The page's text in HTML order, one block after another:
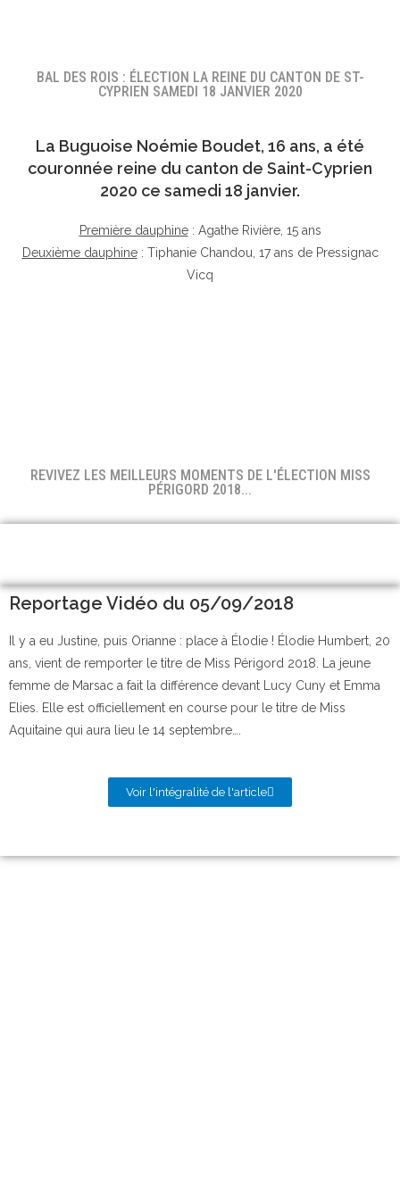
BAL DES ROIS : ÉLECTION LA REINE DU CANTON DE ST-
CYPRIEN SAMEDI 18 JANVIER 2020
La Buguoise Noémie Boudet, 16 ans, a été
couronnée reine du canton de Saint-Cyprien
2020 ce samedi 18 janvier.
Première dauphine: Agathe Rivière, 15 ans
Deuxième dauphine: Tiphanie Chandou, 17 ans de Pressignac
Vicq
REVIVEZ LES MEILLEURS MOMENTS DE L'ÉLECTION MISS
PÉRIGORD 2018...
Reportage Vidéo du 05/09/2018
Il y a eu Justine, puis Orianne : place à Élodie ! Élodie Humbert, 20
ans, vient de remporter le titre de Miss Périgord 2018. La jeune
femme de Marsac a fait la différence devant Lucy Cuny et Emma
Elies. Elle est officiellement en course pour le titre de Miss
Aquitaine qui aura lieu le 14 septembre….
Voir l'intégralité de l'article